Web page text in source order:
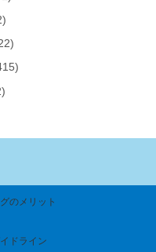
のメリット
ドライン